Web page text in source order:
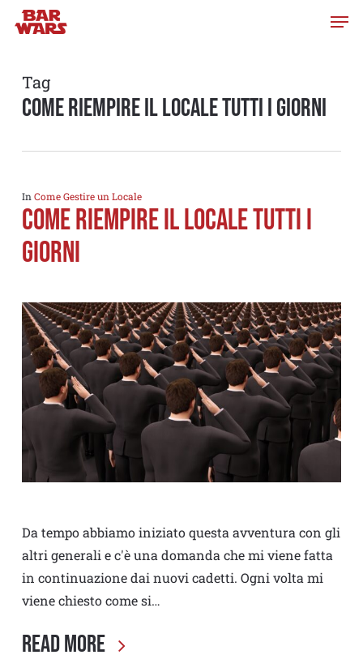
Skip
content
Tag
come riempire il locale tutti i giorni
In Come Gestire un Locale
COME RIEMPIRE IL LOCALE TUTTI I
GIORNI
Da tempo abbiamo iniziato questa avventura con gli
altri generali e c'è una domanda che mi viene fatta
in continuazione dai nuovi cadetti. Ogni volta mi
viene chiesto come si…
Read More